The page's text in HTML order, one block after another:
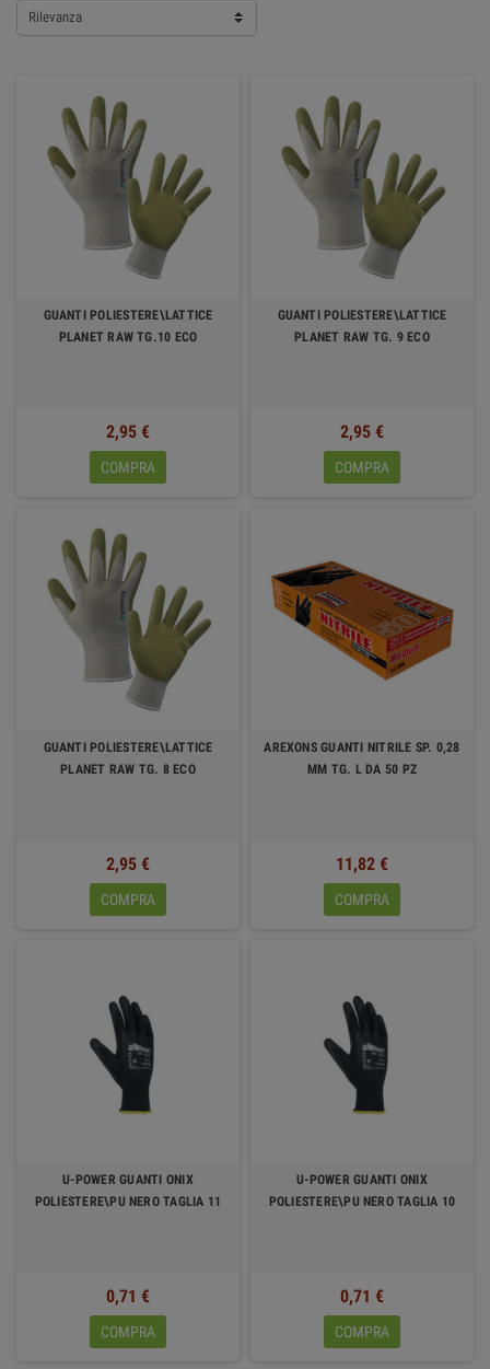
Rilevanza
GUANTI POLIESTERE\LATTICE
PLANET RAW TG.10 ECO
2,95 €
COMPRA
GUANTI POLIESTERE\LATTICE
PLANET RAW TG. 9 ECO
2,95 €
COMPRA
GUANTI POLIESTERE\LATTICE
PLANET RAW TG. 8 ECO
2,95 €
COMPRA
AREXONS GUANTI NITRILE SP. 0,28
MM TG. L DA 50 PZ
11,82 €
COMPRA
U-POWER GUANTI ONIX
POLIESTERE\PU NERO TAGLIA 11
0,71 €
COMPRA
U-POWER GUANTI ONIX
POLIESTERE\PU NERO TAGLIA 10
0,71 €
COMPRA